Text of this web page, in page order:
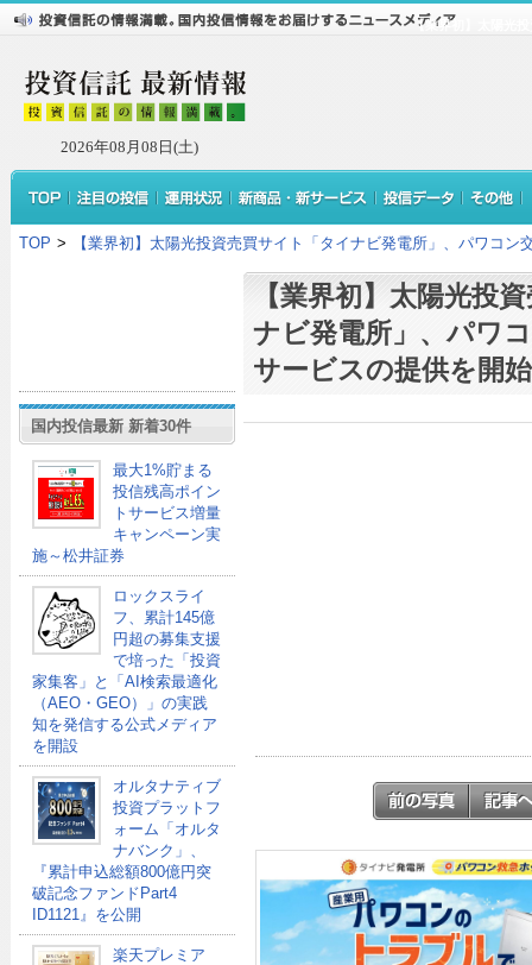
2026年08月08日(土)
【業界初】太陽光
TOP > 【業界初】太陽光投資売買サイト「タイナビ発電所」、パワコン
国内投信最新 新着30件
最大1%貯まる
投信残高ポイン
トサービス増量
キャンペーン実
施～松井証券
ロックスライ
フ、累計145億
円超の募集支援
で培った「投資
家集客」と「AI検索最適化
（AEO・GEO）」の実践
知を発信する公式メディア
を開設
オルタナティブ
投資プラットフ
ォーム「オルタ
ナバンク」、
『累計申込総額800億円突
破記念ファンドPart4
ID1121』を公開
楽天プレミア
【業界初】太陽光投
ナビ発電所」、パワ
サービスの提供を開始